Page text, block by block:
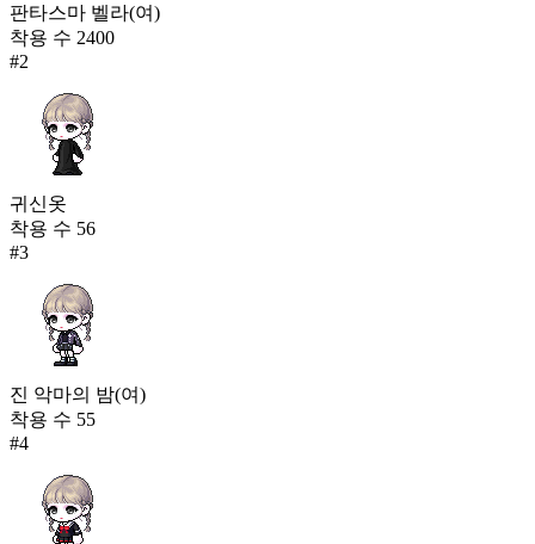
판타스마 벨라(여)
착용 수 2400
#2
귀신옷
착용 수 56
#3
진 악마의 밤(여)
착용 수 55
#4